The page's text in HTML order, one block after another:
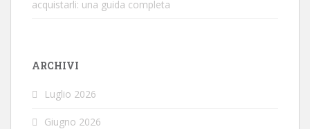
acquistarli: una guida completa
ARCHIVI
Luglio 2026
Giugno 2026